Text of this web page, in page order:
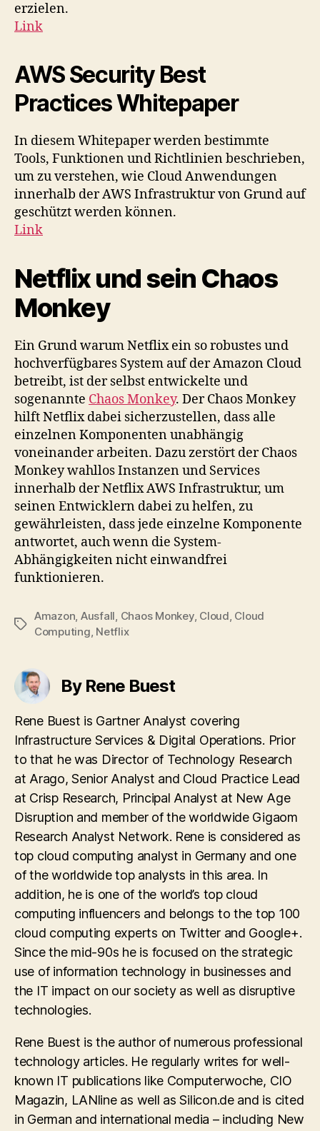
erzielen.
Link
AWS Security Best
Practices Whitepaper
In diesem Whitepaper werden bestimmte
Tools, Funktionen und Richtlinien beschrieben,
um zu verstehen, wie Cloud Anwendungen
innerhalb der AWS Infrastruktur von Grund auf
geschützt werden können.
Link
Netflix und sein Chaos
Monkey
Ein Grund warum Netflix ein so robustes und
hochverfügbares System auf der Amazon Cloud
betreibt, ist der selbst entwickelte und
sogenannte Chaos Monkey. Der Chaos Monkey
hilft Netflix dabei sicherzustellen, dass alle
einzelnen Komponenten unabhängig
voneinander arbeiten. Dazu zerstört der Chaos
Monkey wahllos Instanzen und Services
innerhalb der Netflix AWS Infrastruktur, um
seinen Entwicklern dabei zu helfen, zu
gewährleisten, dass jede einzelne Komponente
antwortet, auch wenn die System-
Abhängigkeiten nicht einwandfrei
funktionieren.
Tags
Amazon, Ausfall, Chaos Monkey, Cloud, Cloud
Computing, Netflix
By Rene Buest
Rene Buest is Gartner Analyst covering
Infrastructure Services & Digital Operations. Prior
to that he was Director of Technology Research
at Arago, Senior Analyst and Cloud Practice Lead
at Crisp Research, Principal Analyst at New Age
Disruption and member of the worldwide Gigaom
Research Analyst Network. Rene is considered as
top cloud computing analyst in Germany and one
of the worldwide top analysts in this area. In
addition, he is one of the world’s top cloud
computing influencers and belongs to the top 100
cloud computing experts on Twitter and Google+.
Since the mid-90s he is focused on the strategic
use of information technology in businesses and
the IT impact on our society as well as disruptive
technologies.
Rene Buest is the author of numerous professional
technology articles. He regularly writes for well-
known IT publications like Computerwoche, CIO
Magazin, LANline as well as Silicon.de and is cited
in German and international media – including New